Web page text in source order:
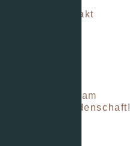
mit uns in Kontakt
Fernblick-Team
aus Leidenschaft!